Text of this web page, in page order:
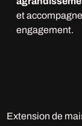
et
engagement.
Extension de